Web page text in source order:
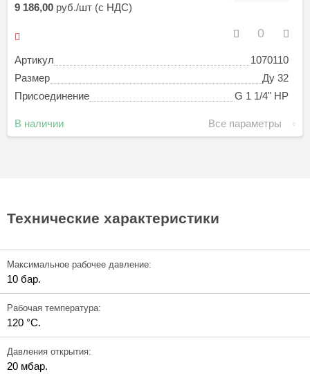
Артикул
1070110
Размер
Ду 32
Присоединение
G 1 1/4" НР
9 186,00 руб./шт (с НДС)
В наличии Все параметры
Технические характеристики
Максимальное рабочее давление:
10 бар.
Рабочая температура:
120 °C.
Давления открытия:
20 мбар.